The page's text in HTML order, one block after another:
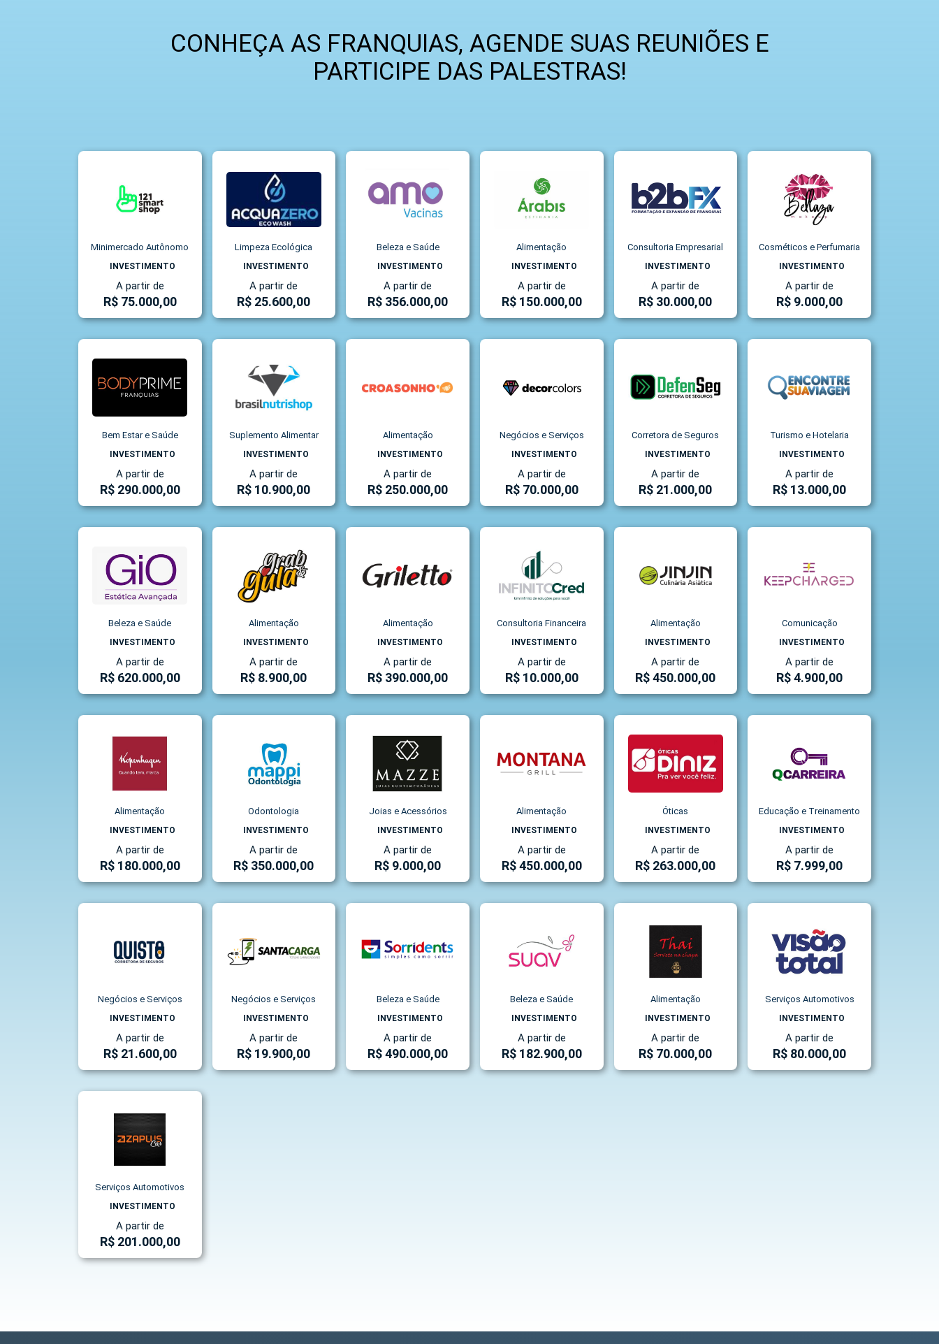
CONHEÇA AS FRANQUIAS, AGENDE SUAS REUNIÕES E
PARTICIPE DAS PALESTRAS!
Minimercado Autônomo
INVESTIMENTO
A partir de
R$ 75.000,00
Limpeza Ecológica
INVESTIMENTO
A partir de
R$ 25.600,00
Beleza e Saúde
INVESTIMENTO
A partir de
R$ 356.000,00
Alimentação
INVESTIMENTO
A partir de
R$ 150.000,00
Consultoria Empresarial
INVESTIMENTO
A partir de
R$ 30.000,00
Cosméticos e Perfumaria
INVESTIMENTO
A partir de
R$ 9.000,00
Bem Estar e Saúde
INVESTIMENTO
A partir de
R$ 290.000,00
Suplemento Alimentar
INVESTIMENTO
A partir de
R$ 10.900,00
Alimentação
INVESTIMENTO
A partir de
R$ 250.000,00
Negócios e Serviços
INVESTIMENTO
A partir de
R$ 70.000,00
Corretora de Seguros
INVESTIMENTO
A partir de
R$ 21.000,00
Turismo e Hotelaria
INVESTIMENTO
A partir de
R$ 13.000,00
Beleza e Saúde
INVESTIMENTO
A partir de
R$ 620.000,00
Alimentação
INVESTIMENTO
A partir de
R$ 8.900,00
Alimentação
INVESTIMENTO
A partir de
R$ 390.000,00
Consultoria Financeira
INVESTIMENTO
A partir de
R$ 10.000,00
Alimentação
INVESTIMENTO
A partir de
R$ 450.000,00
Comunicação
INVESTIMENTO
A partir de
R$ 4.900,00
Alimentação
INVESTIMENTO
A partir de
R$ 180.000,00
Odontologia
INVESTIMENTO
A partir de
R$ 350.000,00
Joias e Acessórios
INVESTIMENTO
A partir de
R$ 9.000,00
Alimentação
INVESTIMENTO
A partir de
R$ 450.000,00
Óticas
INVESTIMENTO
A partir de
R$ 263.000,00
Educação e Treinamento
INVESTIMENTO
A partir de
R$ 7.999,00
Negócios e Serviços
INVESTIMENTO
A partir de
R$ 21.600,00
Negócios e Serviços
INVESTIMENTO
A partir de
R$ 19.900,00
Beleza e Saúde
INVESTIMENTO
A partir de
R$ 490.000,00
Beleza e Saúde
INVESTIMENTO
A partir de
R$ 182.900,00
Alimentação
INVESTIMENTO
A partir de
R$ 70.000,00
Serviços Automotivos
INVESTIMENTO
A partir de
R$ 80.000,00
Serviços Automotivos
INVESTIMENTO
A partir de
R$ 201.000,00